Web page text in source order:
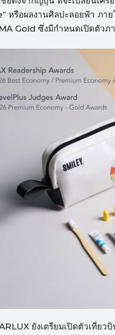
หรือผลงานศิลปะลอยฟ้า ภา
Gold ซึ่งมีกำหนดเปิดตัวภ
ยังเตรียมเปิดตัวเที่ยว